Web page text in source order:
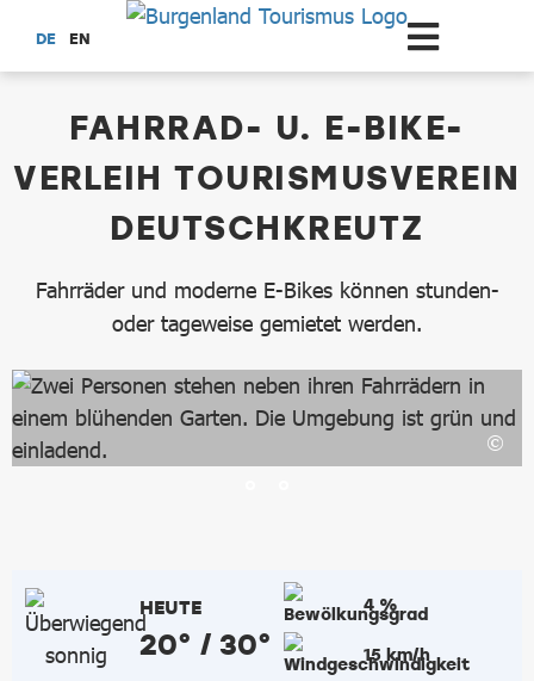
Zum Hauptinhalt springen
DE EN
FAHRRAD- U. E-BIKE-
VERLEIH TOURISMUSVEREIN
DEUTSCHKREUTZ
Fahrräder und moderne E-Bikes können stunden-
oder tageweise gemietet werden.
HEUTE
20° / 30°
4 %
15 km/h